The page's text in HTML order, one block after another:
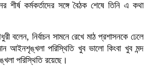
শীর্ষ কর্মকর্তাদের সঙ্গে বৈঠক শেষে তিনি এ কথা
বলেন, নির্বাচন সামনে রেখে মাঠ প্রশাসনকে ঢেলে
আইনশৃঙ্খলা পরিস্থিতি খুব ভালো কিংবা খুব মন্দ
পরিস্থিতি রয়েছে।